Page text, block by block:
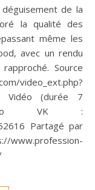
la qualité des
même les
avec un rendu
Source
Vidéo (durée 7
VK :
Partagé par